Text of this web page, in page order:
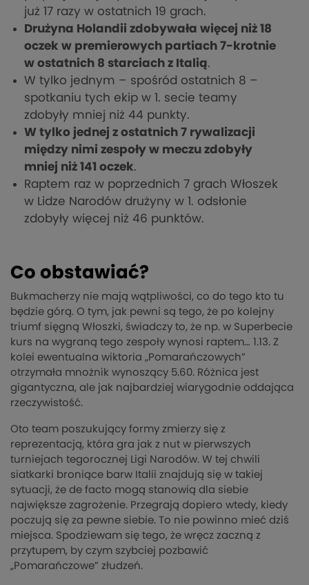
już 17 razy w ostatnich 19 grach.
Drużyna Holandii zdobywała więcej niż 18
oczek w premierowych partiach 7-krotnie
w ostatnich 8 starciach z Italią.
W tylko jednym – spośród ostatnich 8 –
spotkaniu tych ekip w 1. secie teamy
zdobyły mniej niż 44 punkty.
W tylko jednej z ostatnich 7 rywalizacji
między nimi zespoły w meczu zdobyły
mniej niż 141 oczek.
Raptem raz w poprzednich 7 grach Włoszek
w Lidze Narodów drużyny w 1. odsłonie
zdobyły więcej niż 46 punktów.
Co obstawiać?
Bukmacherzy nie mają wątpliwości, co do tego kto tu
będzie górą. O tym, jak pewni są tego, że po kolejny
triumf sięgną Włoszki, świadczy to, że np. w Superbecie
kurs na wygraną tego zespoły wynosi raptem… 1.13. Z
kolei ewentualna wiktoria „Pomarańczowych”
otrzymała mnożnik wynoszący 5.60. Różnica jest
gigantyczna, ale jak najbardziej wiarygodnie oddająca
rzeczywistość.
Oto team poszukujący formy zmierzy się z
reprezentacją, która gra jak z nut w pierwszych
turniejach tegorocznej Ligi Narodów. W tej chwili
siatkarki broniące barw Italii znajdują się w takiej
sytuacji, że de facto mogą stanowią dla siebie
największe zagrożenie. Przegrają dopiero wtedy, kiedy
poczują się za pewne siebie. To nie powinno mieć dziś
miejsca. Spodziewam się tego, że wręcz zaczną z
przytupem, by czym szybciej pozbawić
„Pomarańczowe” złudzeń.